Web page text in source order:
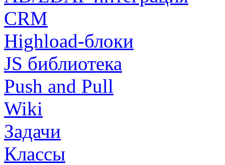
CRM
Highload-блоки
JS библиотека
Push and Pull
Wiki
Задачи
Классы